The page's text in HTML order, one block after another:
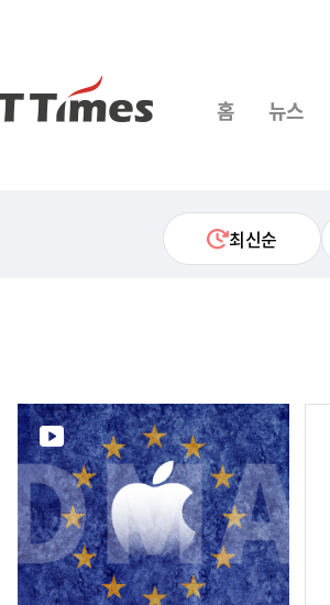
홈 뉴스
최신순